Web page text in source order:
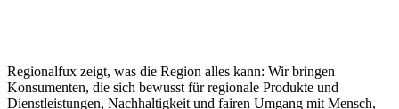
Regionalfux zeigt, was die Region alles kann: Wir bringen
Konsumenten, die sich bewusst für regionale Produkte und
Dienstleistungen, Nachhaltigkeit und fairen Umgang mit Mensch,